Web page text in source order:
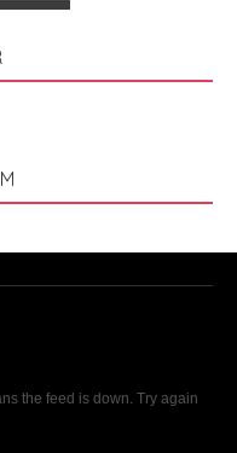
the feed is down. Try again